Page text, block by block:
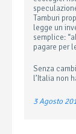
Tamburi
legge un
semplice:
pagare per
Senza
l’Italia non
3 Agosto